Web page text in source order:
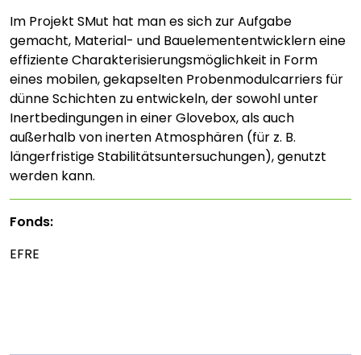
Im Projekt SMut hat man es sich zur Aufgabe
gemacht, Material- und Bauelemententwicklern eine
effiziente Charakterisierungsmöglichkeit in Form
eines mobilen, gekapselten Probenmodulcarriers für
dünne Schichten zu entwickeln, der sowohl unter
Inertbedingungen in einer Glovebox, als auch
außerhalb von inerten Atmosphären (für z. B.
längerfristige Stabilitätsuntersuchungen), genutzt
werden kann.
Fonds:
EFRE